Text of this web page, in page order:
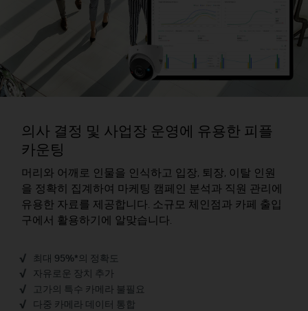
의사 결정 및 사업장 운영에 유용한 피플
카운팅
머리와 어깨로 인물을 인식하고 입장, 퇴장, 이탈 인원
을 정확히 집계하여 마케팅 캠페인 분석과 직원 관리에
유용한 자료를 제공합니다. 소규모 체인점과 카페 출입
구에서 활용하기에 알맞습니다.
최대 95%*의 정확도
자유로운 장치 추가
고가의 특수 카메라 불필요
다중 카메라 데이터 통합